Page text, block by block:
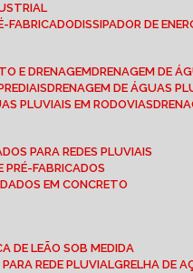
FABRICADO DISSIPADOR DE
E DRENAGEM DRENAGEM DE
DRENAGEM DE ÁGUAS
PLUVIAIS EM RODOVIAS
PARA REDES PLUVIAIS
PRÉ-FABRICADOS
EM CONCRETO
DE LEÃO SOB MEDIDA
PARA REDE PLUVIAL
GRELHA DE